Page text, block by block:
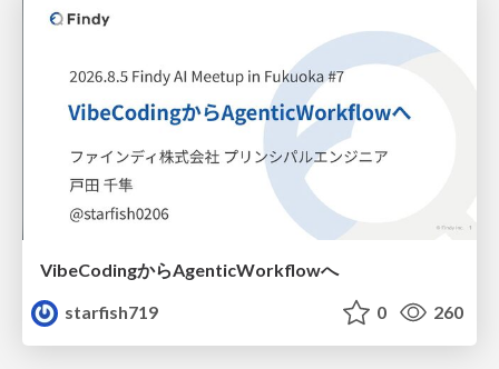
VibeCodingからAgenticWorkflowへ
starfish719
0 260